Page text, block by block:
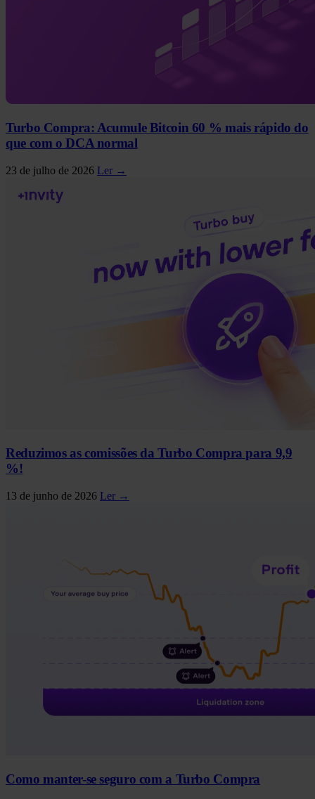
Turbo Compra: Acumule Bitcoin 60 % mais rápido do
que com o DCA normal
23 de julho de 2026 Ler →
Reduzimos as comissões da Turbo Compra para 9,9
%!
13 de junho de 2026 Ler →
Como manter-se seguro com a Turbo Compra